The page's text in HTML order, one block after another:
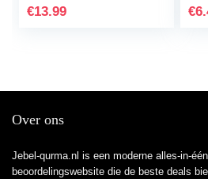
voor…
€13.99 €
Over ons
Jebel-qurma.nl is een moderne alles-in-
beoordelingswebsite die de beste deals